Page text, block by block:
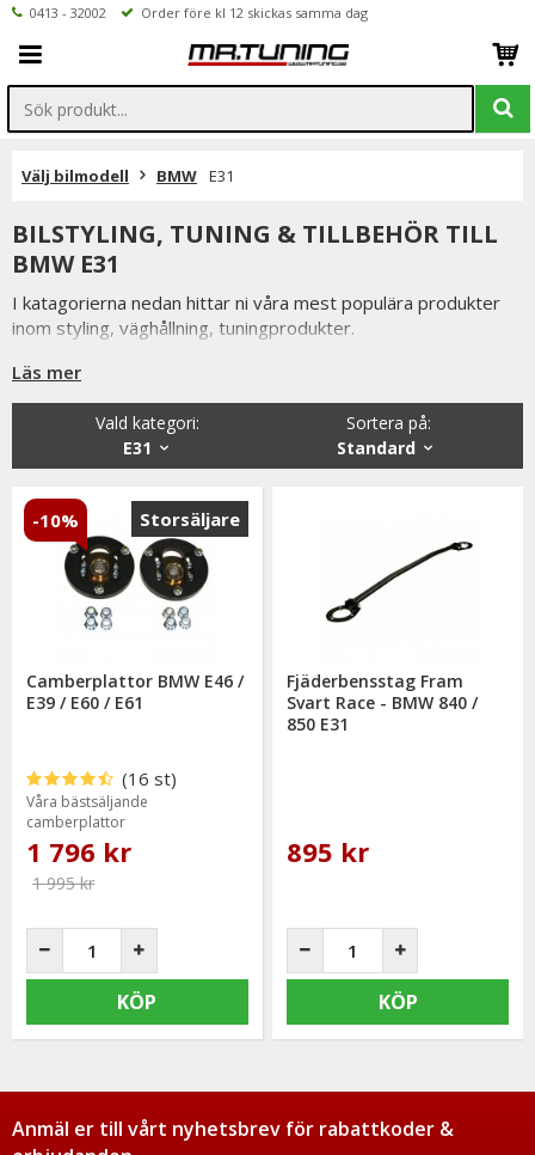
0413 - 32002 Order före kl 12 skickas samma dag
Välj bilmodell BMW E31
BILSTYLING, TUNING & TILLBEHÖR TILL
BMW E31
I katagorierna nedan hittar ni våra mest populära produkter
inom styling, väghållning, tuningprodukter.
Är det något som du funderar över eller inte hittar i vårt
Till BMW E31.
Läs mer
Sortera på:
Standard
Vald kategori:
E31
Storsäljare
Camberplattor BMW E46 /
E39 / E60 / E61
(16 st)
Våra bästsäljande
camberplattor
1 796 kr
1 995 kr
-10%
KÖP
Fjäderbensstag Fram
Svart Race - BMW 840 /
850 E31
895 kr
KÖP
Anmäl er till vårt nyhetsbrev för rabattkoder &